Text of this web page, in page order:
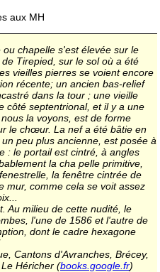
aux MH
chapelle s'est élevée sur le
Tirepied, sur le sol où a été
vieilles pierres se voient encore
récente; un ancien bas-relief
dans la tour ; une vieille
côté septentrional, et il y a une
la voyons, est de forme
le chœur. La nef a été bâtie en
peu plus ancienne, est posée à
: le portail est cintré, à angles
la cha pelle primitive,
la fenêtre cintrée de
mur, comme cela se voit assez
Au milieu de cette nudité, le
l'une de 1586 et l'autre de
dont le cadre hexagone
Cantons d'Avranches, Brécey,
Héricher (books.google.fr)